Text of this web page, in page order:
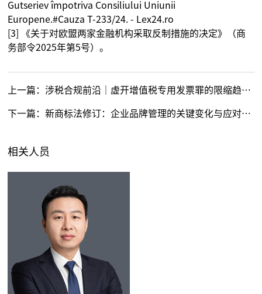
Gutseriev împotriva Consiliului Uniunii
Europene.#Cauza T-233/24. - Lex24.ro
[3] 《关于对欧盟两家金融机构采取反制措施的决定》（商
务部令2025年第5号）。
上一篇：涉税合规前沿｜虚开增值税专用发票罪的限缩趋势与罪名错位消解
下一篇：新商标法修订：企业品牌管理的关键变化与应对策略
相关人员